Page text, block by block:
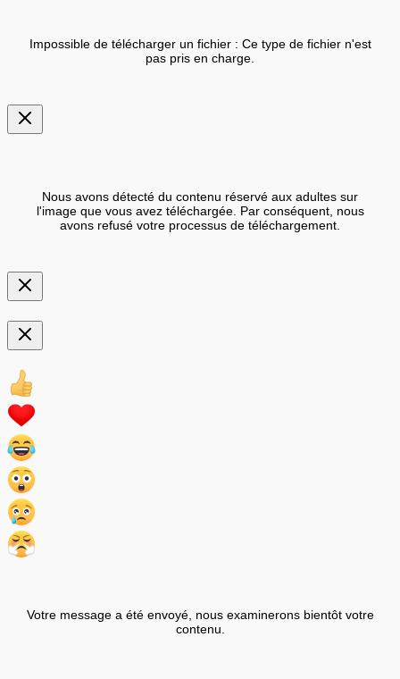
Impossible de télécharger un fichier : Ce type de fichier n'est
pas pris en charge.
Nous avons détecté du contenu réservé aux adultes sur
l'image que vous avez téléchargée. Par conséquent, nous
avons refusé votre processus de téléchargement.
Votre message a été envoyé, nous examinerons bientôt votre
contenu.